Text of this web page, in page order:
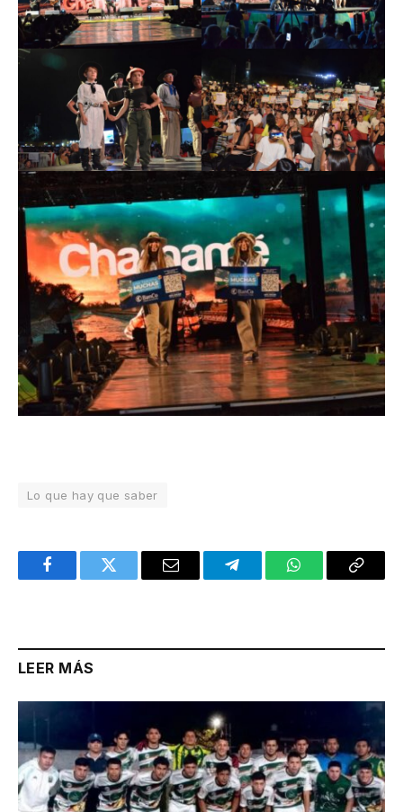
Lo que hay que saber
FacebookTwitter Email TelegramWhatsAppCopy
LEER MÁS